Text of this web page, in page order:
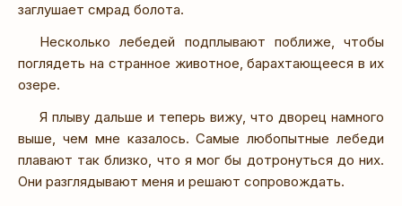
заглушает смрад болота.
Несколько лебедей подплывают поближе, чтобы
поглядеть на странное животное, барахтающееся в их
озере.
Я плыву дальше и теперь вижу, что дворец намного
выше, чем мне казалось. Самые любопытные лебеди
плавают так близко, что я мог бы дотронуться до них.
Они разглядывают меня и решают сопровождать.